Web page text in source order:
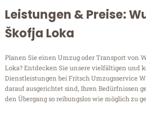
Leistungen & Preise:
Škofja Loka
Planen Sie einen Umzug oder Transport von
Loka? Entdecken Sie unsere vielfältigen und
Dienstleistungen bei Fritsch Umzugsservice
darauf ausgerichtet sind, Ihren Bedürfnissen
den Übergang so reibungslos wie möglich zu